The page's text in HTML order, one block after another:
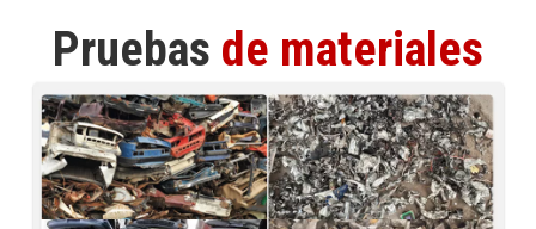
Pruebas de materiales